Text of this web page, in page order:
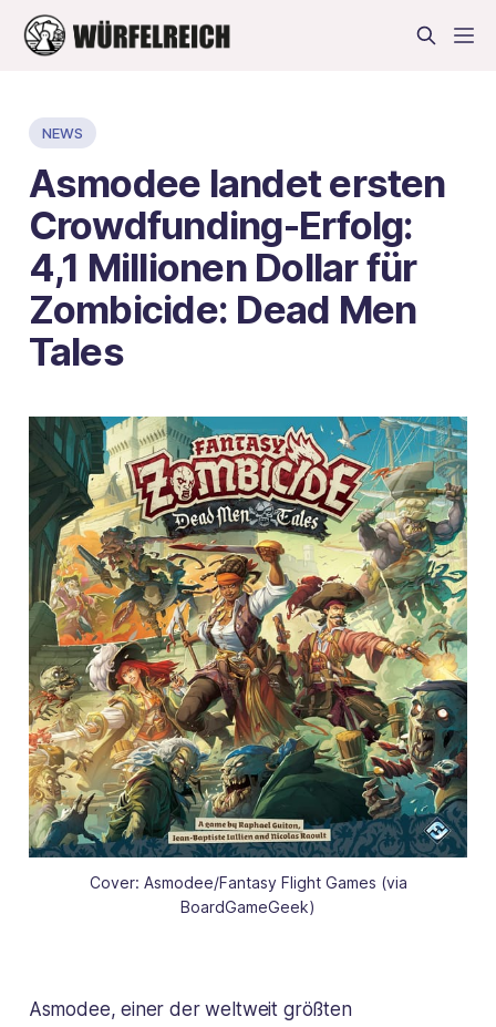
NEWS
Asmodee landet ersten
Crowdfunding-Erfolg:
4,1 Millionen Dollar für
Zombicide: Dead Men
Tales
Cover: Asmodee/Fantasy Flight Games (via
BoardGameGeek)
Asmodee, einer der weltweit größten